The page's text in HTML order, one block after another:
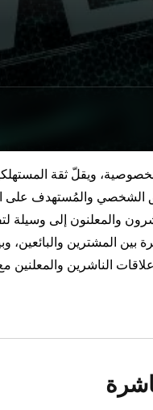
ويقلّ ثقة
الشخصي والمُستهدف على
والمعلنون إلى
بين المشترين
الناشرين